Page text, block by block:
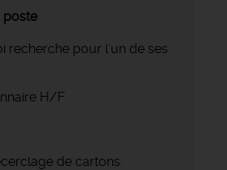
poste
recherche pour l'un de ses
H/F
de cartons.